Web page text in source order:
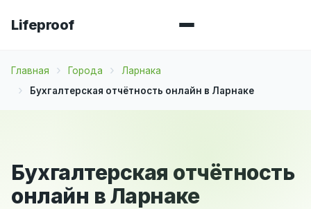
Lifeproof
Главная Города
Ларнака
Бухгалтерская отчётность онлайн в Ларнаке
Бухгалтерская отчётность
онлайн в Ларнаке